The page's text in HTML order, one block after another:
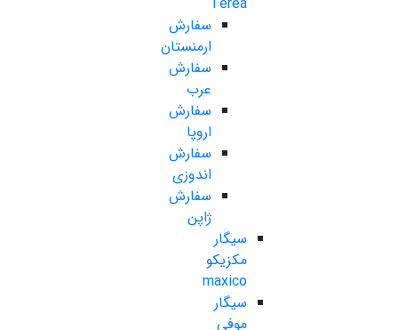
سفارش
ارمنستان
سفارش
عرب
سفارش
اروپا
سفارش
اندوزی
سفارش
ژاپن
سیگار
مکزیکو
maxico
سیگار
موفی